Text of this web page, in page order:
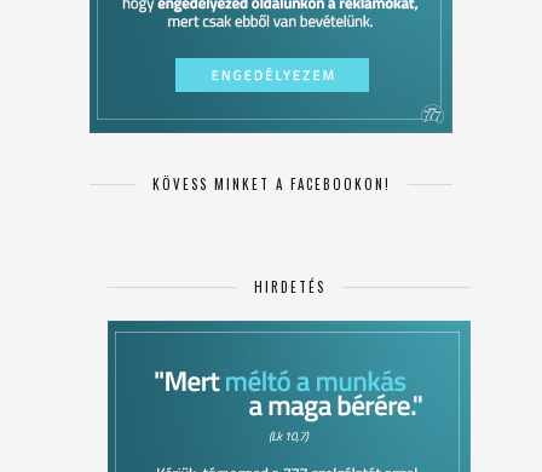
KÖVESS MINKET A FACEBOOKON!
HIRDETÉS